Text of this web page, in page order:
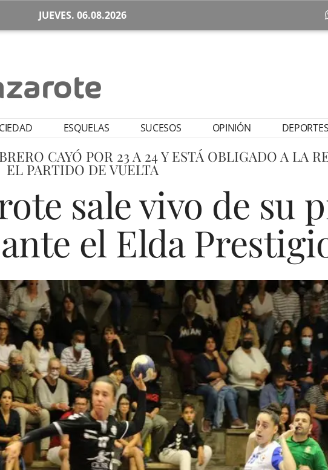
JUEVES. 06.08.2026
ESQUELAS SUCESOS OPINIÓN DEPORTES
CAYÓ POR 23 A 24 Y ESTÁ OBLIGADO A LA
EL PARTIDO DE VUELTA
sale vivo de su
el Elda